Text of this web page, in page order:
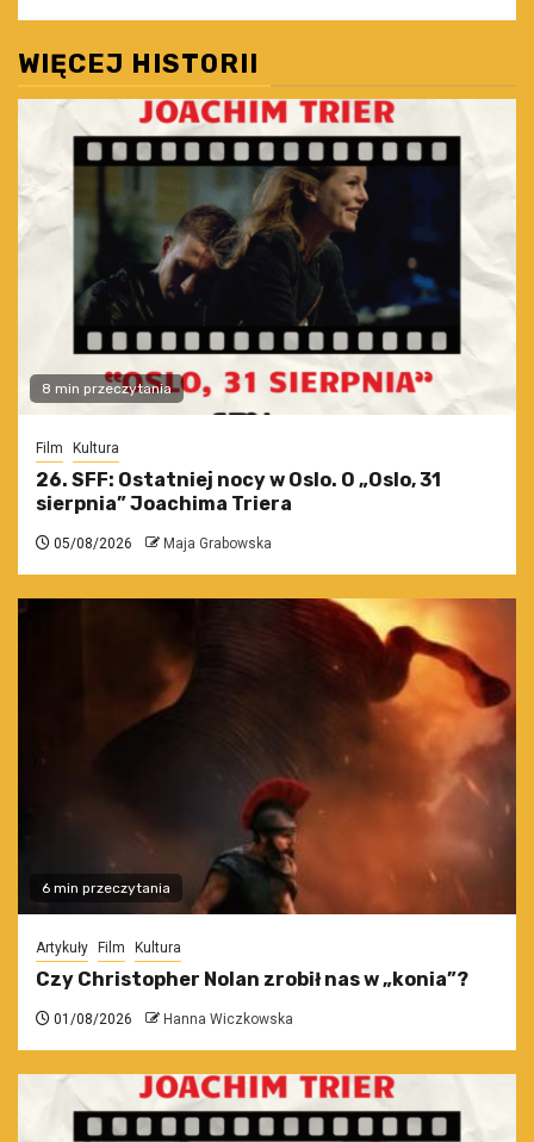
WIĘCEJ HISTORII
8 min przeczytania
Film Kultura
26. SFF: Ostatniej nocy w Oslo. O „Oslo, 31
sierpnia” Joachima Triera
05/08/2026 Maja Grabowska
6 min przeczytania
Artykuły Film Kultura
Czy Christopher Nolan zrobił nas w „konia”?
01/08/2026 Hanna Wiczkowska